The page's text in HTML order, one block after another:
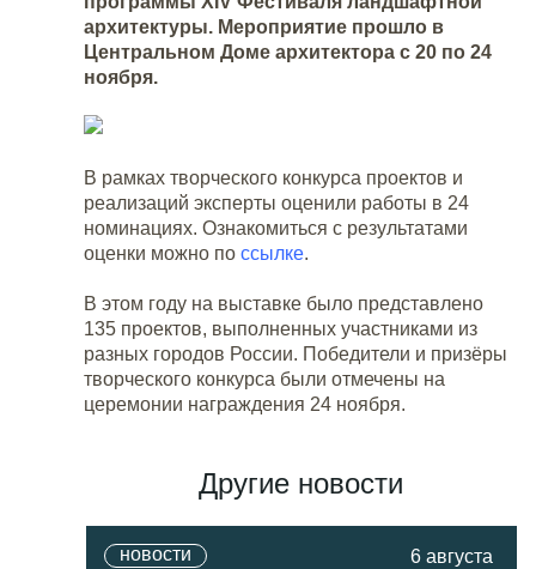
архитектуры. Мероприятие прошло в
Центральном Доме архитектора с 20 по 24
ноября.
В рамках творческого конкурса проектов и
реализаций эксперты оценили работы в 24
номинациях. Ознакомиться с результатами
оценки можно по ссылке.
В этом году на выставке было представлено
135 проектов, выполненных участниками из
разных городов России. Победители и призёры
творческого конкурса были отмечены на
церемонии награждения 24 ноября.
Другие новости
новости 6 августа